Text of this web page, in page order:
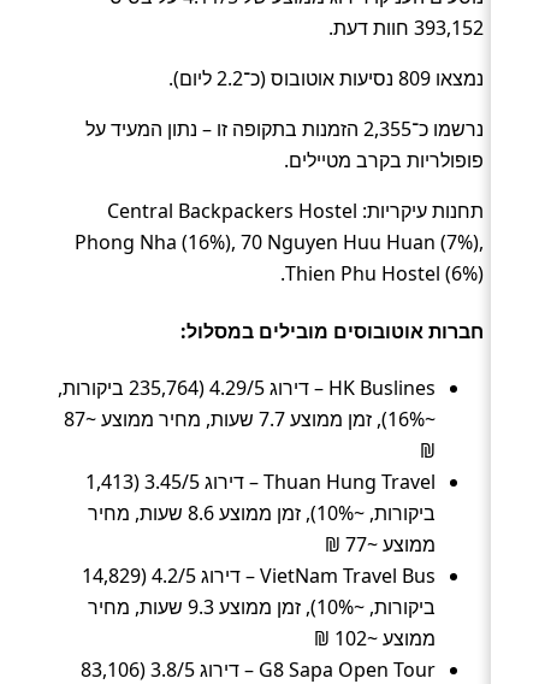
393,152 חוות דעת.
נמצאו 809 נסיעות אוטובוס (כ־2.2 ליום).
נרשמו כ־2,355 הזמנות בתקופה זו – נתון המעיד על
פופולריות בקרב מטיילים.
תחנות עיקריות: Central Backpackers Hostel
Phong Nha (16%), 70 Nguyen Huu Huan (7%),
Thien Phu Hostel (6%).
חברות אוטובוסים מובילים במסלול:
HK Buslines – דירוג 4.29/5 (235,764 ביקורות,
~16%), זמן ממוצע 7.7 שעות, מחיר ממוצע ~87
₪
Thuan Hung Travel – דירוג 3.45/5 (1,413
ביקורות, ~10%), זמן ממוצע 8.6 שעות, מחיר
ממוצע ~77 ₪
VietNam Travel Bus – דירוג 4.2/5 (14,829
ביקורות, ~10%), זמן ממוצע 9.3 שעות, מחיר
ממוצע ~102 ₪
G8 Sapa Open Tour – דירוג 3.8/5 (83,106